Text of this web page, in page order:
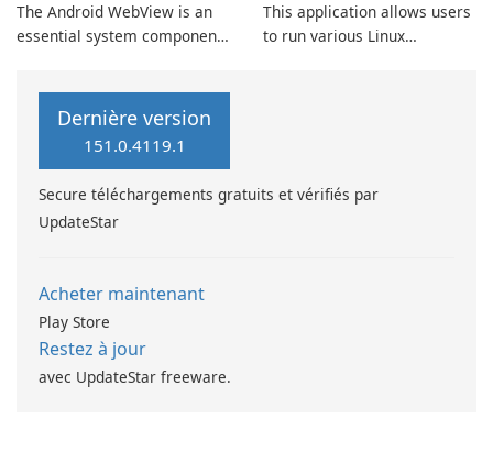
The Android WebView is an
essential system component
seamlessly showcase web
appreciate the convenience
their Android experience.
This application allows users
to run various Linux
Dernière version
151.0.4119.1
Secure téléchargements gratuits et vérifiés par
UpdateStar
Acheter maintenant
Play Store
Restez à jour
avec UpdateStar freeware.